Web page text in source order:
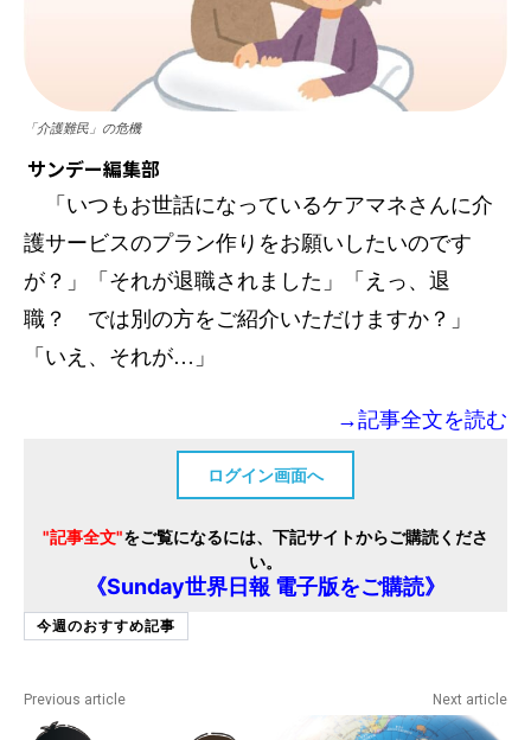
「介護難民」の危機
サンデー編集部
「いつもお世話になっているケアマネさんに介
護サービスのプラン作りをお願いしたいのです
が？」「それが退職されました」「えっ、退
職？ では別の方をご紹介いただけますか？」
「いえ、それが…」
→記事全文を読む
ログイン画面へ
"記事全文"をご覧になるには、下記サイトからご購読くださ
い。
《Sunday世界日報 電子版をご購読》
今週のおすすめ記事
Previous article Next article